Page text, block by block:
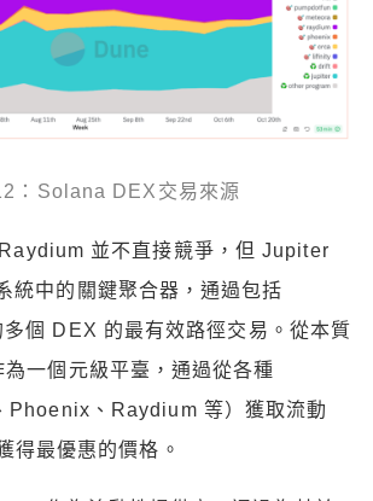
：Solana DEX交易來源
並不直接競爭，但 Jupiter
統中的關鍵聚合器，通過包括
個 DEX 的最有效路徑交易。從本質
為一個元級平臺，通過從各種
Phoenix、Raydium 等）獲取流動
得最優惠的價格。